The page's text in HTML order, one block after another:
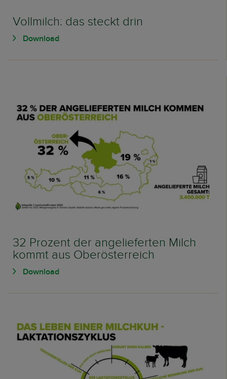
Vollmilch: das steckt drin
Download
32 Prozent der angelieferten Milch
kommt aus Oberösterreich
Download